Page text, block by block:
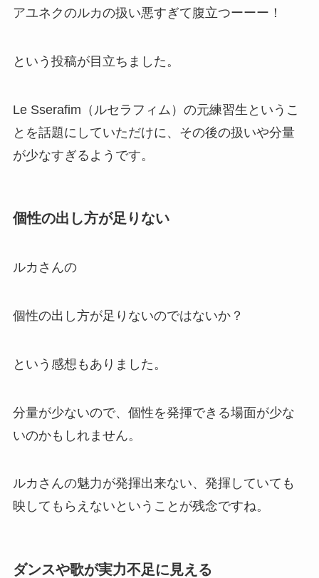
アユネクのルカの扱い悪すぎて腹立つーーー！
という投稿が目立ちました。
Le Sserafim（ルセラフィム）の元練習生というこ
とを話題にしていただけに、その後の扱いや分量
が少なすぎるようです。
個性の出し方が足りない
ルカさんの
個性の出し方が足りないのではないか？
という感想もありました。
分量が少ないので、個性を発揮できる場面が少な
いのかもしれません。
ルカさんの魅力が発揮出来ない、発揮していても
映してもらえないということが残念ですね。
ダンスや歌が実力不足に見える